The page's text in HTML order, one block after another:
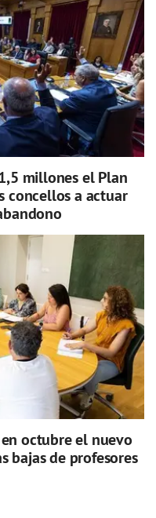
millones el Plan
concellos a actuar
octubre el nuevo
bajas de profesores